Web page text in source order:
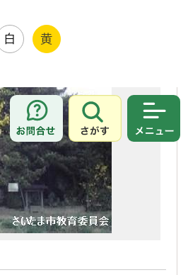
白 黄
お問合せ
さがす